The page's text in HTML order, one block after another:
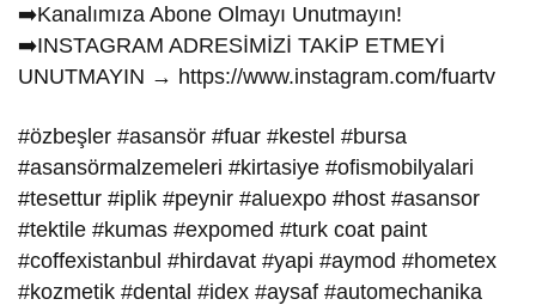
➡️Kanalımıza Abone Olmayı Unutmayın!
➡️INSTAGRAM ADRESİMİZİ TAKİP ETMEYİ
UNUTMAYIN → https://www.instagram.com/fuartv
#özbeşler #asansör #fuar #kestel #bursa
#asansörmalzemeleri #kirtasiye #ofismobilyalari
#tesettur #iplik #peynir #aluexpo #host #asansor
#tektile #kumas #expomed #turk coat paint
#coffexistanbul #hirdavat #yapi #aymod #hometex
#kozmetik #dental #idex #aysaf #automechanika